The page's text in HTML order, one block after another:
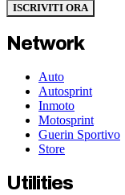
ISCRIVITI ORA
Network
Auto
Autosprint
Inmoto
Motosprint
Guerin Sportivo
Store
Utilities